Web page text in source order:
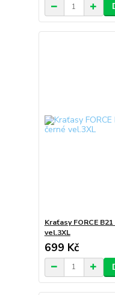
Kraťasy FORCE
vel.3XL
699 Kč